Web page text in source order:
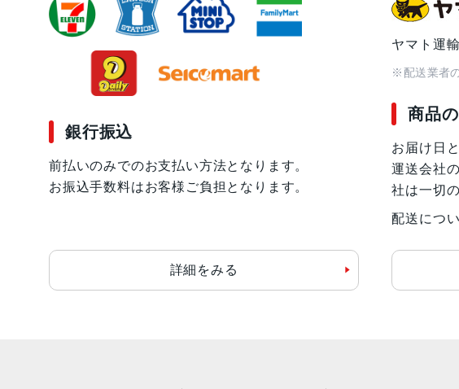
カラー
メモリ
銀行振込
前払いのみでのお支払い方法となります。
お振込手数料はお客様ご負担となります。
詳細をみる
ヤマト運
※配送業者
商品
お届け日
運送会社
社は一切
配送につ